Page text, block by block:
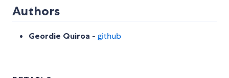
Authors
Geordie Quiroa - github